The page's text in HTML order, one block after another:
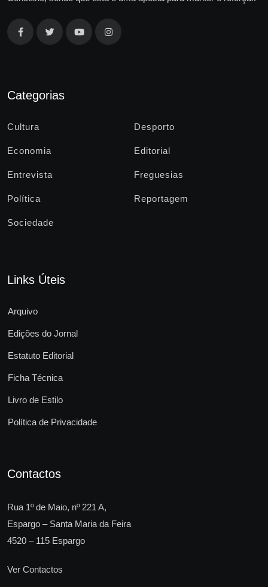
Categorias
Cultura Desporto
Economia Editorial
Entrevista Freguesias
Política Reportagem
Sociedade
Links Úteis
Arquivo
Edições do Jornal
Estatuto Editorial
Ficha Técnica
Livro de Estilo
Política de Privacidade
Contactos
Rua 1º de Maio, nº 221 A,
Espargo – Santa Maria da Feira
4520 – 115 Espargo
Ver Contactos